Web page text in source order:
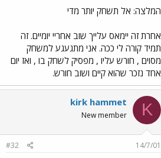
המלצה: אל תשחק יותר מדי
אחרת זה יימאס עלייך שוב אחריי יומיים. זה
תמיד קורה לי ככה. אני מתגעגע למשחק
מסוים , חורש עליו , מפסיק לשחק בו , ואז יום
אחד נזכר שהוא קיים ושוב חורש.
K
kirk hammet
New member
14/7/01
#32